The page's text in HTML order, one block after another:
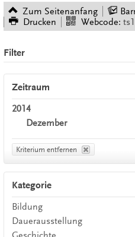
Zum Seitenanfang
Drucken
Webcode:
Filter
Zeitraum
2014
Dezember
Kriterium entfernen
Kategorie
Bildung
Dauerausstellung